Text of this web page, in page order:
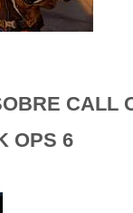
CALL
OPS 6